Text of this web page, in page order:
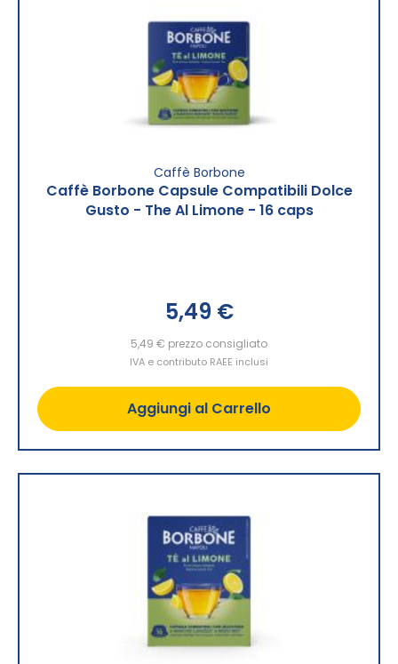
Caffè Borbone
Caffè Borbone Capsule Compatibili Dolce
Gusto - The Al Limone - 16 caps
5,49 €
5,49 € prezzo consigliato
IVA e contributo RAEE inclusi
Aggiungi al Carrello